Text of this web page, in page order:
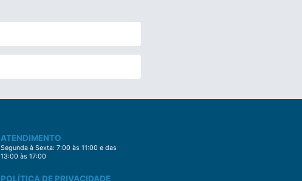
ATENDIMENTO
Segunda à Sexta: 7:00 às 11:00 e das
13:00 às 17:00
POLÍTICA DE PRIVACIDADE